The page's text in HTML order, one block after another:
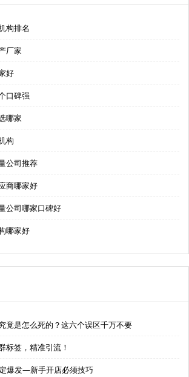
构排名
厂家
好
口碑强
哪家
构
公司推荐
商哪家好
公司哪家口碑好
哪家好
竟是怎么死的？这六个误区千万不要
标签，精准引流！
爆发—新手开店必须技巧